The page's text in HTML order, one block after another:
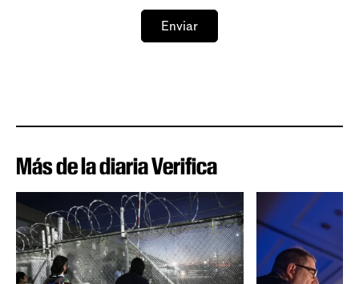
Enviar
Más de la diaria Verifica